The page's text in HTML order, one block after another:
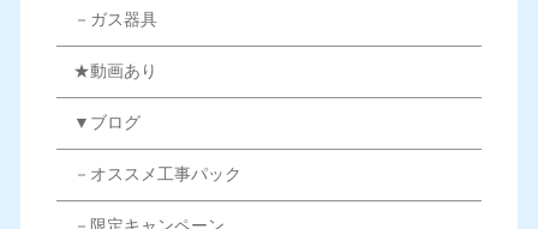
－ガス器具
★動画あり
▼ブログ
－オススメ工事パック